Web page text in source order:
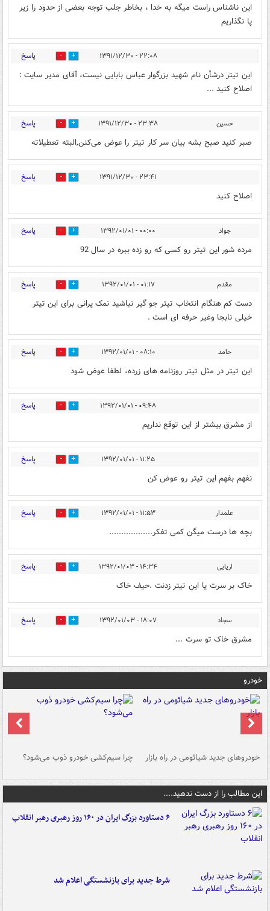
این ناشناس راست میگه به خدا ، بخاطر جلب توجه بعضی از حدود را زیر
پا نگذاریم
۲۲:۰۸ - ۱۳۹۱/۱۲/۳۰ 0 پاسخ
این تیتر درشأن نام شهید بزرگوار عباس بابایی نیست، آقای مدیر سایت :
اصلاح کنید ...
حسین ۲۳:۳۸ - ۱۳۹۱/۱۲/۳۰ 0 پاسخ
صبر کنید صبح بشه بیان سر کار تیتر را عوض می‌کنن,البته تعطیلاته
۲۳:۴۱ - ۱۳۹۱/۱۲/۳۰ 0 پاسخ
اصلاح کنید
جواد ۰۰:۰۰ - ۱۳۹۲/۰۱/۰۱ 0 پاسخ
مرده شور این تیتر رو کسی که رو زده ببره در سال 92
مقدم ۰۱:۱۷ - ۱۳۹۲/۰۱/۰۱ 0 پاسخ
دست کم هنگام انتخاب تیتر جو گیر نباشید نمک پرانی برای این تیتر
خیلی نابجا وغیر حرفه ای است .
حامد ۰۸:۱۰ - ۱۳۹۲/۰۱/۰۱ 0 پاسخ
این تیتر در مثل تیتر روزنامه های زرده، لطفا عوض شود
۰۹:۴۸ - ۱۳۹۲/۰۱/۰۱ 0 پاسخ
از مشرق بیشتر از این توقع نداریم
۱۱:۲۵ - ۱۳۹۲/۰۱/۰۱ 0 پاسخ
نفهم بفهم این تیتر رو عوض کن
علمدار ۱۱:۵۳ - ۱۳۹۲/۰۱/۰۱ 0 پاسخ
بچه ها درست میگن کمی تفکر..................
اریایی ۱۴:۳۴ - ۱۳۹۲/۰۱/۰۳ 0 پاسخ
خاک بر سرت یا این تیتر زدنت .حیف خاک
سجاد ۱۸:۰۷ - ۱۳۹۲/۰۱/۰۳ 0 پاسخ
مشرق خاک تو سرت ...
خودرو
خودروهای جدید شیائومی در راه بازار چرا سیم‌کشی خودرو ذوب می‌شود؟
این مطالب را از دست ندهید....
۶ دستاورد بزرگ ایران در ۱۶۰ روز رهبری رهبر انقلاب
شرط جدید برای بازنشستگی اعلام شد